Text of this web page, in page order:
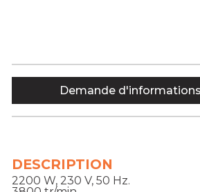
DESCRIPTION
2200 W, 230 V, 50 Hz.
Demande d'informations